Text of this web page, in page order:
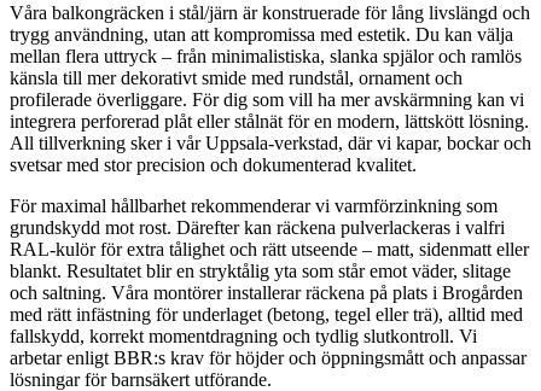
Våra balkongräcken i stål/järn är konstruerade för lång livslängd och
trygg användning, utan att kompromissa med estetik. Du kan välja
mellan flera uttryck – från minimalistiska, slanka spjälor och ramlös
känsla till mer dekorativt smide med rundstål, ornament och
profilerade överliggare. För dig som vill ha mer avskärmning kan vi
integrera perforerad plåt eller stålnät för en modern, lättskött lösning.
All tillverkning sker i vår Uppsala-verkstad, där vi kapar, bockar och
svetsar med stor precision och dokumenterad kvalitet.
För maximal hållbarhet rekommenderar vi varmförzinkning som
grundskydd mot rost. Därefter kan räckena pulverlackeras i valfri
RAL-kulör för extra tålighet och rätt utseende – matt, sidenmatt eller
blankt. Resultatet blir en stryktålig yta som står emot väder, slitage
och saltning. Våra montörer installerar räckena på plats i Brogården
med rätt infästning för underlaget (betong, tegel eller trä), alltid med
fallskydd, korrekt momentdragning och tydlig slutkontroll. Vi
arbetar enligt BBR:s krav för höjder och öppningsmått och anpassar
lösningar för barnsäkert utförande.